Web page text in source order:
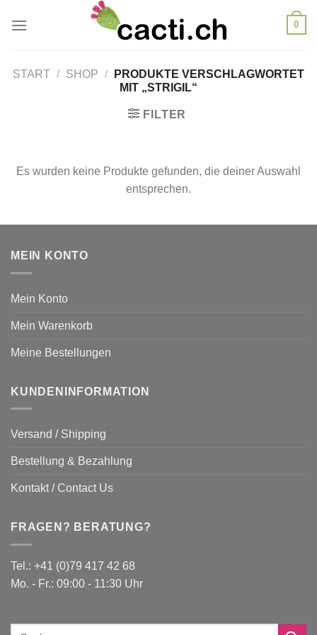
Inhalt
0
START / SHOP /
PRODUKTE VERSCHLAGWORTET
MIT „STRIGIL“
FILTER
Es wurden keine Produkte gefunden, die deiner Auswahl
entsprechen.
MEIN KONTO
Mein Konto
Mein Warenkorb
Meine Bestellungen
KUNDENINFORMATION
Versand / Shipping
Bestellung & Bezahlung
Kontakt / Contact Us
FRAGEN? BERATUNG?
Tel.: +41 (0)79 417 42 68
Mo. - Fr.: 09:00 - 11:30 Uhr